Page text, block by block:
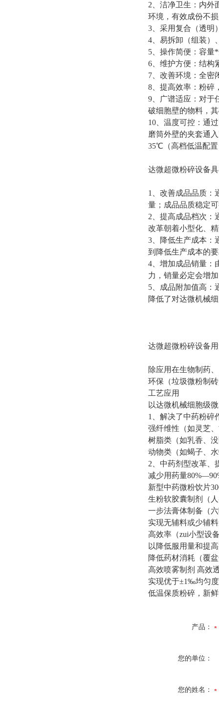
2 、洁净卫生：内
环境，有效成份不
3 、采用复合（透
4 、易拆卸 （组装）
5 、操作简便：容
6 、维护方便：结
7 、改善环境：全
8 、提高效率： 粉碎
9 、广谱适应：对
破细胞壁的物料，
10 、温度可控：通
磨筒外壁的夹套通
35℃ （高档低温配置
达微超微粉碎设备
1
、改善成品品质
量；成品品质稳定
2 、提高成品档次
改革朝着小型化、
3 、降低生产成本
到降低生产成本的
4 、增加成品销量
力，销量必定会增
5 、成品附加值高
降低了对达微机械
达微超微粉碎设备
除应用在生物制药
环保（垃圾微粉制
工艺应用
以达微机械细胞级
1
解决了中药粉碎
强纤维性（如灵芝
树脂类（如乳香、
动物类（如蝎子、
2
中药剂型改革、
减少用药量80%—
新型中药微粉饮片
生粉软胶囊制剂（
一步法膏体制备（
实现无辅料或少辅
高效率（zui小型设
以降低服用量和提
降低药材消耗（覆
高效喷雾制剂 高效
实现优于±1‰均匀度
低温保质粉碎，新
产品：
您的单位：
您的姓名：